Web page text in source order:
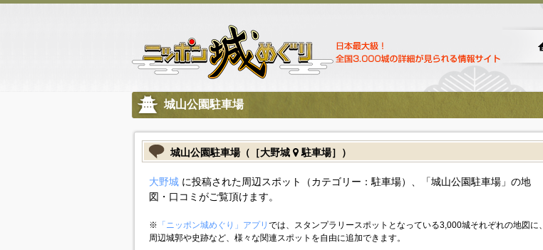
城山公園駐車場
城山公園駐車場（［大野城 駐車場］）
大野城に投稿された周辺スポット（カテゴリー：駐車場）、「城山公園駐車場」の地
図・口コミがご覧頂けます。
※ 「ニッポン城めぐり」アプリ では、スタンプラリースポットとなっている3,000城それぞれの地図に、
周辺城郭や史跡など、様々な関連スポットを自由に追加できます。